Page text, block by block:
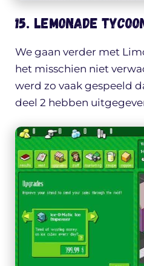
15. Lemonade
We gaan verder met
het misschien niet
werd zo vaak gespeeld
deel 2 hebben